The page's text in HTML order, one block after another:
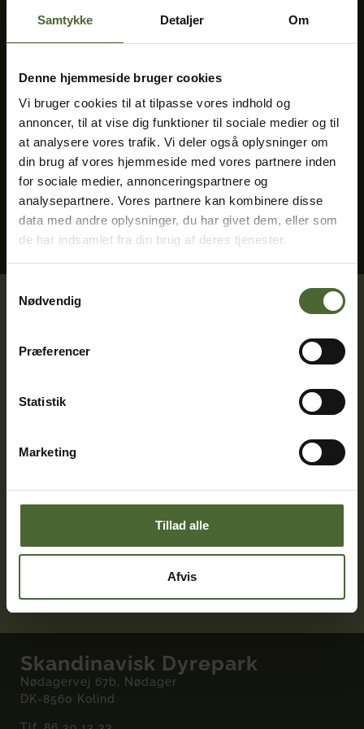
Samtykke Detaljer Om
Denne hjemmeside bruger cookies
Vi bruger cookies til at tilpasse vores indhold og
annoncer, til at vise dig funktioner til sociale medier og til
at analysere vores trafik. Vi deler også oplysninger om
din brug af vores hjemmeside med vores partnere inden
for sociale medier, annonceringspartnere og
analysepartnere. Vores partnere kan kombinere disse
data med andre oplysninger, du har givet dem, eller som
de har indsamlet fra din brug af deres tjenester.
Nødvendig
Præferencer
Statistik
Marketing
Tillad alle
Afvis
Praktisk info
Synlige og usynlige handicap
Familieguide til Djursland
Udforsk Parken
Arrangementer
Om Parken
Aarhus, Randers og Grenaa i hjertet af Djursland. Her
møder du isbjørne, brunbjørne, ulve og mange andre
Skandinavisk Dyrepark
Nødagervej 67b, Nødager
DK-8560 Kolind